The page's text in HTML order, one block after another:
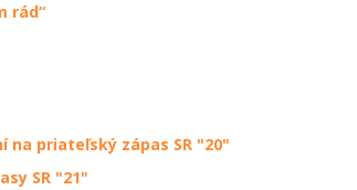
rád“
na priateľský zápas SR "20"
SR "21"